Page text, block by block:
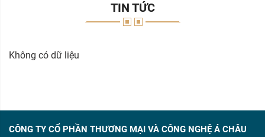
TIN TỨC
Không có dữ liệu
CÔNG TY CỔ PHẦN THƯƠNG MẠI VÀ CÔNG NGHỆ Á CHÂU